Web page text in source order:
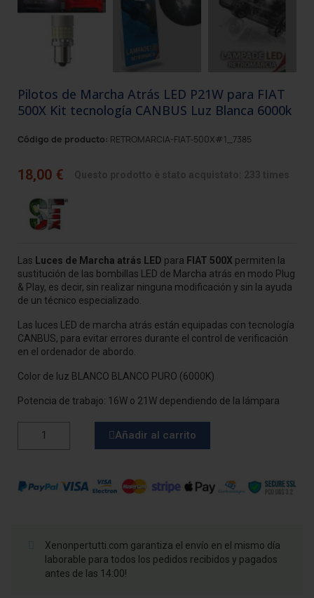
Pilotos de Marcha Atrás LED P21W para FIAT
500X Kit tecnología CANBUS Luz Blanca 6000k
Código de producto: RETROMARCIA-FIAT-500X#1_7385
18,00 €
Las Luces de Marcha atrás LED para FIAT 500X permiten la
sustitución de las bombillas LED de Marcha atrás en modo Plug
& Play, es decir, sin realizar ninguna modificación y sin la ayuda
de un técnico especializado.
Las luces LED de marcha atrás están equipadas con tecnología
CANBUS, para evitar errores durante el control de verificación
en el ordenador de abordo.
Color de luz BLANCO BLANCO PURO (6000K)
Potencia de trabajo: 16W o 21W dependiendo de la lámpara
Añadir al carrito
Xenonpertutti.com garantiza el envío en el mismo día
laborable para todos los pedidos recibidos y pagados
antes de las 14:00!